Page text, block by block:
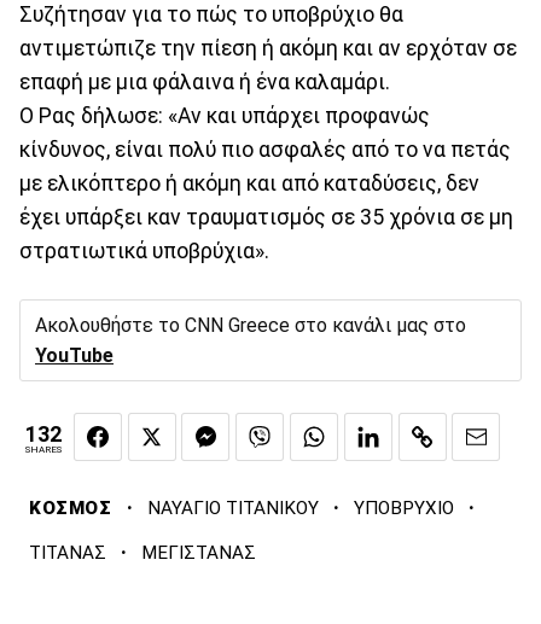
Συζήτησαν για το πώς το υποβρύχιο θα
αντιμετώπιζε την πίεση ή ακόμη και αν ερχόταν σε
επαφή με μια φάλαινα ή ένα καλαμάρι.
Ο Ρας δήλωσε: «Αν και υπάρχει προφανώς
κίνδυνος, είναι πολύ πιο ασφαλές από το να πετάς
με ελικόπτερο ή ακόμη και από καταδύσεις, δεν
έχει υπάρξει καν τραυματισμός σε 35 χρόνια σε μη
στρατιωτικά υποβρύχια».
Ακολουθήστε το CNN Greece στο κανάλι μας στο
YouTube
132
SHARES
ΚΟΣΜΟΣ · ΝΑΥΑΓΙΟ ΤΙΤΑΝΙΚΟΥ · ΥΠΟΒΡΥΧΙΟ ·
ΤΙΤΑΝΑΣ · ΜΕΓΙΣΤΑΝΑΣ